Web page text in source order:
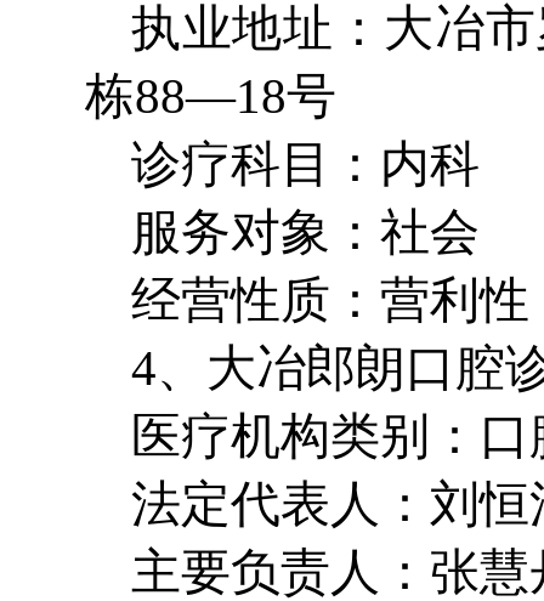
执业地址：大冶
栋88—18号
诊疗科目：内科
服务对象：社会
经营性质：营利性
4、大冶郎朗口腔
医疗机构类别：
法定代表人：刘恒
主要负责人：张慧